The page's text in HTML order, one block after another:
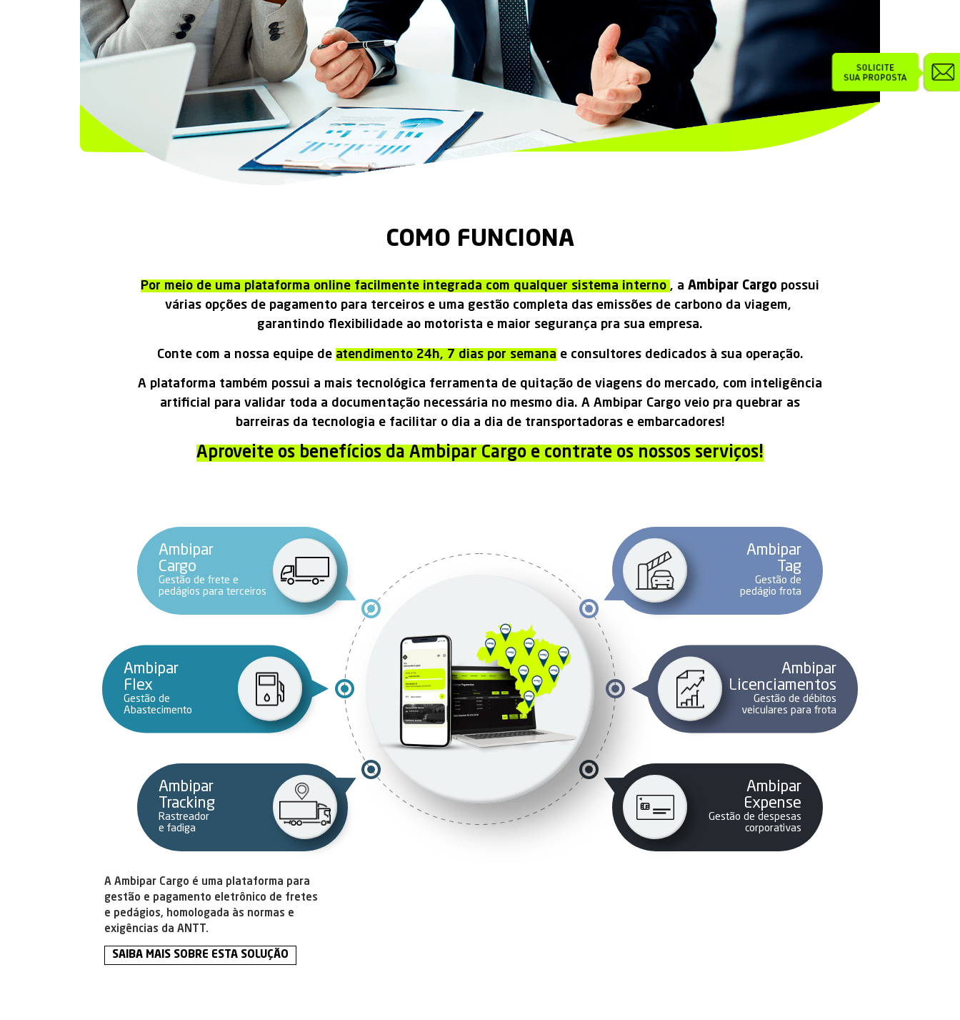
COMO FUNCIONA
Por meio de uma plataforma online facilmente integrada com qualquer sistema interno , a Ambipar Cargo possui
várias opções de pagamento para terceiros e uma gestão completa das emissões de carbono da viagem,
garantindo flexibilidade ao motorista e maior segurança pra sua empresa.
Conte com a nossa equipe de atendimento 24h, 7 dias por semana e consultores dedicados à sua operação.
A plataforma também possui a mais tecnológica ferramenta de quitação de viagens do mercado, com inteligência
artificial para validar toda a documentação necessária no mesmo dia. A Ambipar Cargo veio pra quebrar as
barreiras da tecnologia e facilitar o dia a dia de transportadoras e embarcadores!
Aproveite os benefícios da Ambipar Cargo e contrate os nossos serviços!
Ambipar
Cargo
Gestão de frete e
pedágios para terceiros
Ambipar
Flex
Gestão de
Abastecimento
Ambipar
Tracking
Rastreador
e fadiga
Ambipar
Tag
Gestão de
pedágio frota
Ambipar
Licenciamentos
Gestão de débitos
veiculares para frota
Ambipar
Expense
Gestão de despesas
corporativas
A Ambipar Cargo é uma plataforma para
gestão e pagamento eletrônico de fretes
e pedágios, homologada às normas e
exigências da ANTT.
SAIBA MAIS SOBRE ESTA SOLUÇÃO